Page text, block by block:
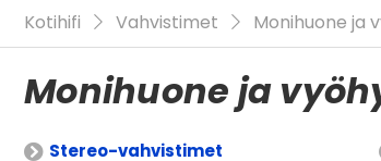
Kotihifi
Vahvistimet Monihuone ja
Monihuone ja
Stereo-vahvistimet